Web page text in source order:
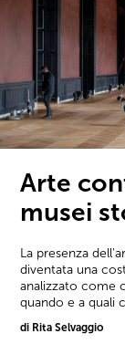
Arte
musei
La presenza
diventata una
analizzato come
quando e a quali
di Rita Selvaggio